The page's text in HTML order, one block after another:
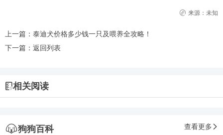
来源：未知
上一篇： 泰迪犬价格多少钱一只及喂养全攻略！
下一篇： 返回列表
相关阅读
狗狗百科 查看更多